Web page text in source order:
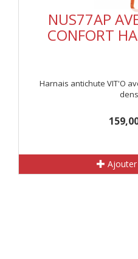
NUS77AP
CONFORT
Harnais antichute VIT'O